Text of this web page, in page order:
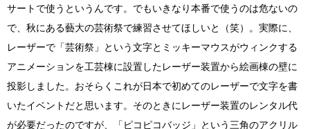
サートで使うというんです。でもいきなり本番で使うのは危ないの
で、秋にある藝大の芸術祭で練習させてほしいと（笑）。実際に、
レーザーで「芸術祭」という文字とミッキーマウスがウィンクする
アニメーションを工芸棟に設置したレーザー装置から絵画棟の壁に
投影しました。おそらくこれが日本で初めてのレーザーで文字を書
いたイベントだと思います。そのときにレーザー装置のレンタル代
が必要だったのですが、「ピコピコバッジ」という三角のアクリル